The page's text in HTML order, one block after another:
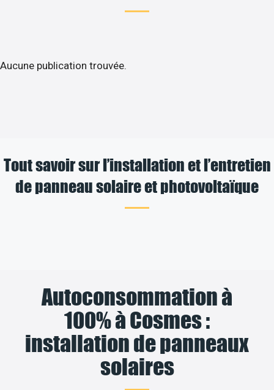
Aucune publication trouvée.
Tout savoir sur l’installation et l’entretien
de panneau solaire et photovoltaïque
Autoconsommation à
100% à Cosmes :
installation de panneaux
solaires